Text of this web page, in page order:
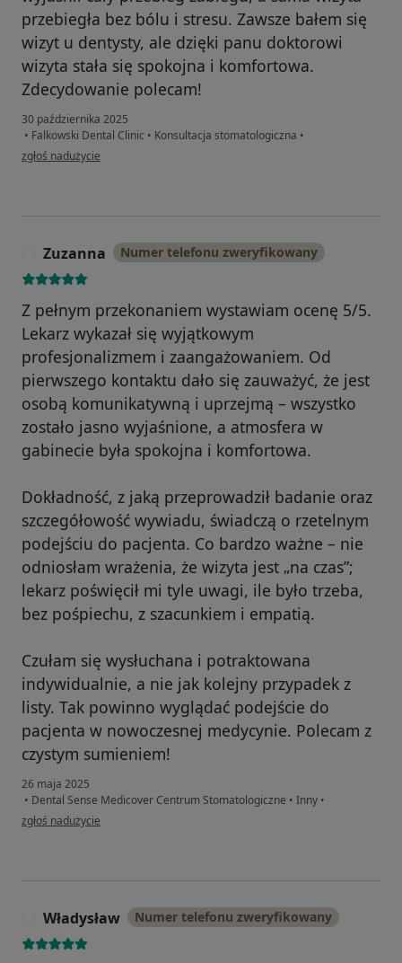
przebiegła bez bólu i stresu. Zawsze bałem się
wizyt u dentysty, ale dzięki panu doktorowi
wizyta stała się spokojna i komfortowa.
Zdecydowanie polecam!
30 października 2025
• Falkowski Dental Clinic • Konsultacja stomatologiczna •
w opinii użytkownika Piotr
zgłoś nadużycie
Zuzanna Numer telefonu zweryfikowany
Z pełnym przekonaniem wystawiam ocenę 5/5.
Lekarz wykazał się wyjątkowym
profesjonalizmem i zaangażowaniem. Od
pierwszego kontaktu dało się zauważyć, że jest
osobą komunikatywną i uprzejmą – wszystko
zostało jasno wyjaśnione, a atmosfera w
gabinecie była spokojna i komfortowa.
Dokładność, z jaką przeprowadził badanie oraz
szczegółowość wywiadu, świadczą o rzetelnym
podejściu do pacjenta. Co bardzo ważne – nie
odniosłam wrażenia, że wizyta jest „na czas”;
lekarz poświęcił mi tyle uwagi, ile było trzeba,
bez pośpiechu, z szacunkiem i empatią.
Czułam się wysłuchana i potraktowana
indywidualnie, a nie jak kolejny przypadek z
listy. Tak powinno wyglądać podejście do
pacjenta w nowoczesnej medycynie. Polecam z
czystym sumieniem!
26 maja 2025
• Dental Sense Medicover Centrum Stomatologiczne • Inny •
w opinii użytkownika Zuzanna
zgłoś nadużycie
Władysław Numer telefonu zweryfikowany